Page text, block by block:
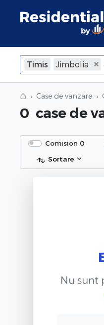
Timis Jimbolia
⌂ Case de vanzare
0 case de
Comision 0
Sortare
Nu sunt